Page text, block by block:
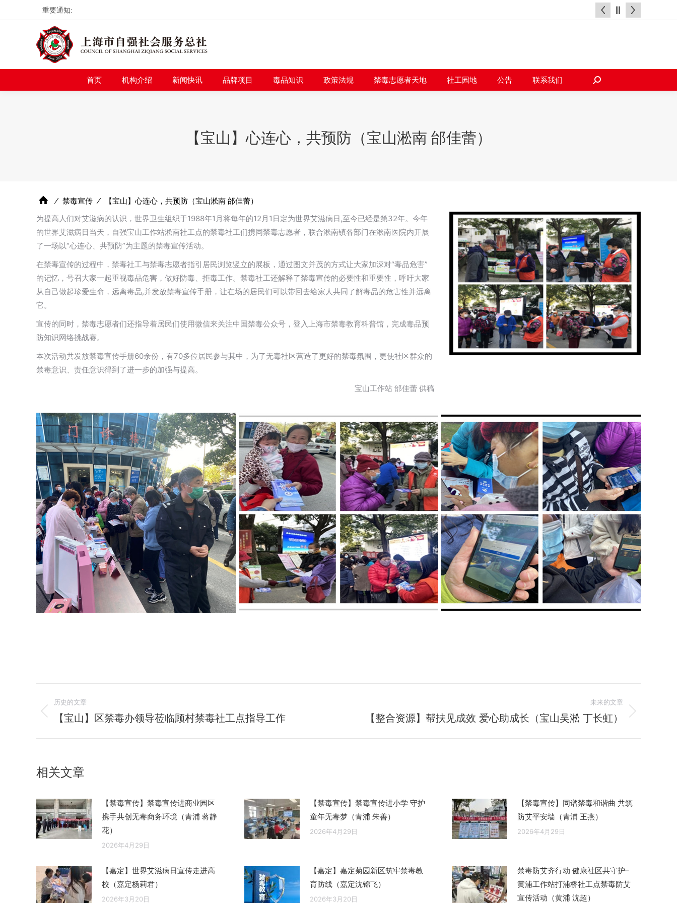
重要通知:
首页 机构介绍 新闻快讯 品牌项目 毒品知识 政策法规 禁毒志愿者天地 社工园地 公告 联系我们
搜
【宝山】心连心，共预防（宝山淞南 邰佳蕾）
⁄ 禁毒宣传 ⁄
【宝山】心连心，共预防（宝山淞南 邰佳蕾）
为提高人们对艾滋病的认识，世界卫生组织于1988年1月将每年的12月1日定为世界艾滋病日,至今已经是第32年。今年
的世界艾滋病日当天，自强宝山工作站淞南社工点的禁毒社工们携同禁毒志愿者，联合淞南镇各部门在淞南医院内开展
了一场以“心连心、共预防”为主题的禁毒宣传活动。
在禁毒宣传的过程中，禁毒社工与禁毒志愿者指引居民浏览竖立的展板，通过图文并茂的方式让大家加深对“毒品危害”
的记忆，号召大家一起重视毒品危害，做好防毒、拒毒工作。禁毒社工还解释了禁毒宣传的必要性和重要性，呼吁大家
从自己做起珍爱生命，远离毒品,并发放禁毒宣传手册，让在场的居民们可以带回去给家人共同了解毒品的危害性并远离
它。
宣传的同时，禁毒志愿者们还指导着居民们使用微信来关注中国禁毒公众号，登入上海市禁毒教育科普馆，完成毒品预
防知识网络挑战赛。
本次活动共发放禁毒宣传手册60余份，有70多位居民参与其中，为了无毒社区营造了更好的禁毒氛围，更使社区群众的
禁毒意识、责任意识得到了进一步的加强与提高。
宝山工作站 邰佳蕾 供稿
章
导
历史的文章
历
章：
【宝山】区禁毒办领导莅临顾村禁毒社工点指导工作
未来的文章
【整合资源】帮扶见成效 爱心助成长（宝山吴淞 丁长虹）
相关文章
【禁毒宣传】禁毒宣传进商业园区
携手共创无毒商务环境（青浦 蒋静
花）
2026年4月29日
【禁毒宣传】禁毒宣传进小学 守护
童年无毒梦（青浦 朱善）
2026年4月29日
【禁毒宣传】同谱禁毒和谐曲 共筑
防艾平安墙（青浦 王燕）
2026年4月29日
【嘉定】世界艾滋病日宣传走进高
校（嘉定杨莉君）
2026年3月20日
【嘉定】嘉定菊园新区筑牢禁毒教
育防线（嘉定沈锦飞）
2026年3月20日
禁毒防艾齐行动 健康社区共守护–
黄浦工作站打浦桥社工点禁毒防艾
宣传活动（黄浦 沈超）
首页 机构介绍 新闻快讯 品牌项目 毒品知识 政策法规 禁毒志愿者天地 社工园地 公告 联系我们
搜